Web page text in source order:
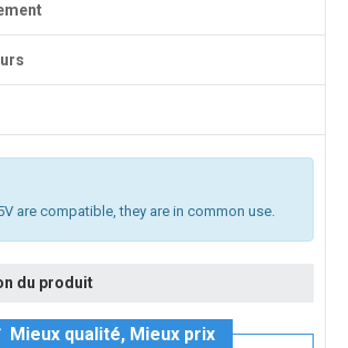
are compatible, they are in common use.
du produit
Mieux qualité, Mieux prix